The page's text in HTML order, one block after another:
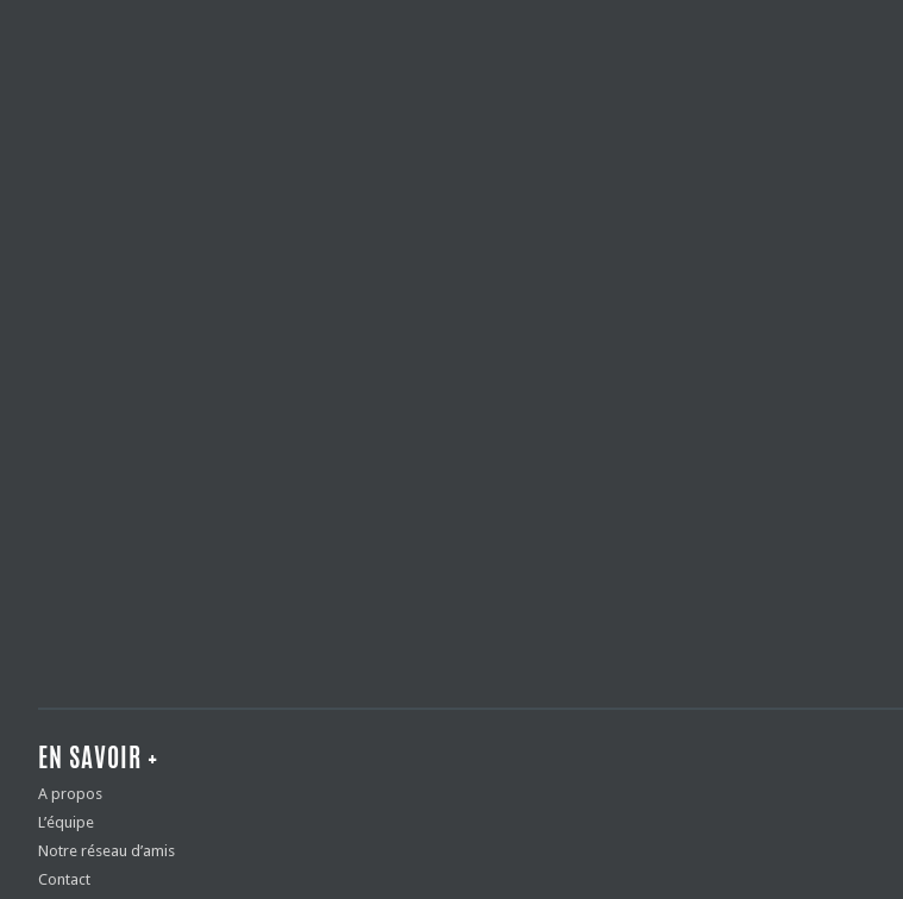
EN SAVOIR +
A propos
L’équipe
Notre réseau d’amis
Contact